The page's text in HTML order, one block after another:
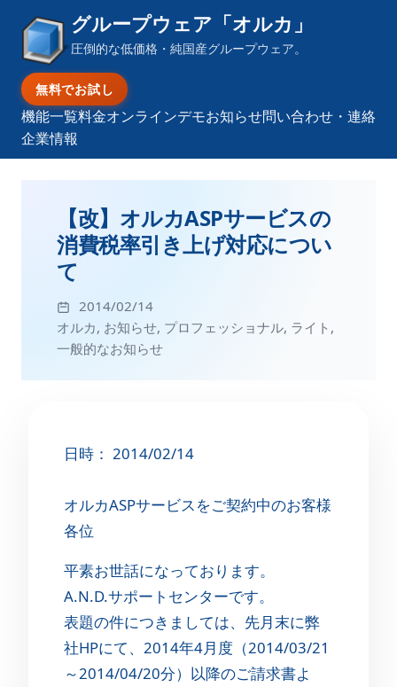
グループウェア「オルカ」
圧倒的な低価格・純国産グループウェア。
無料でお試し
機能一覧料金オンラインデモお知らせ問い合わせ・連絡
企業情報
【改】オルカASPサービスの
消費税率引き上げ対応につい
て
2014/02/14
オルカ, お知らせ, プロフェッショナル, ライト ,
一般的なお知らせ
日時： 2014/02/14
オルカASPサービスをご契約中のお客様
各位
平素お世話になっております。
A.N.D.サポートセンターです。
表題の件につきましては、先月末に弊
社HPにて、2014年4月度（2014/03/21
～2014/04/20分）以降のご請求書よ